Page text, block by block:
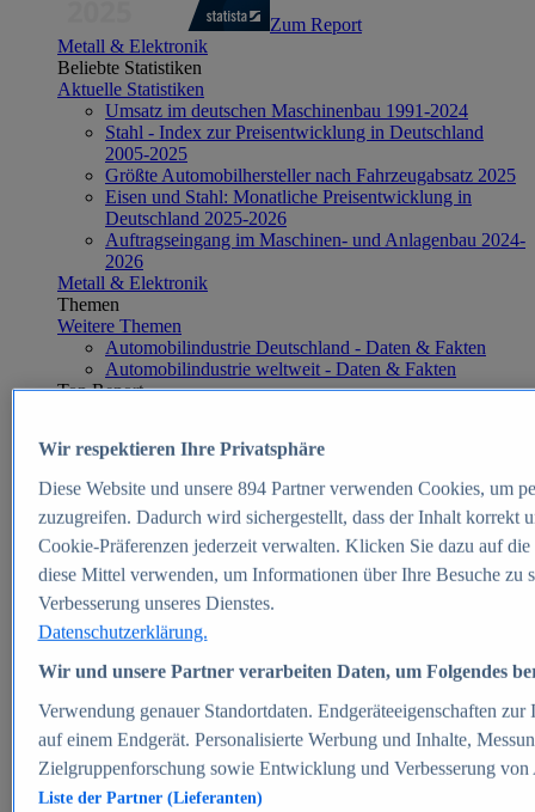
Zum Report
Metall & Elektronik
Beliebte Statistiken
Aktuelle Statistiken
Umsatz im deutschen Maschinenbau 1991-2024
Stahl - Index zur Preisentwicklung in Deutschland
2005-2025
Größte Automobilhersteller nach Fahrzeugabsatz 2025
Eisen und Stahl: Monatliche Preisentwicklung in
Deutschland 2025-2026
Auftragseingang im Maschinen- und Anlagenbau 2024-
2026
Metall & Elektronik
Themen
Weitere Themen
Automobilindustrie Deutschland - Daten & Fakten
Automobilindustrie weltweit - Daten & Fakten
Top Report
Zum Report
E-commerce
Beliebte Statistiken
Aktuelle Statistiken
E-Commerce - Entwicklung des Umsatzes in
Deutschland 1999-2025
Umsatz von Amazon in Deutschland und weltweit
2010-2025
B2C-E-Commerce: Top-50 Online Shops in
Deutschland 2024
Marktanteile von Online-Zahlungsverfahren in
Deutschland 2024
Umsatzstarke Warengruppen im Online-Handel in
Deutschland 2023-2025
Wir respektieren Ihre Privatsphäre
Diese Website und unsere 894Partner verwenden Cookies, um
zuzugreifen. Dadurch wird sichergestellt, dass der Inhalt korrekt
Cookie-Präferenzen jederzeit verwalten. Klicken Sie dazu auf
diese Mittel verwenden, um Informationen über Ihre Besuche
Verbesserung unseres Dienstes.
Datenschutzerklärung.
Wir und unsere Partner verarbeiten Daten, um Folgendes
Verwendung genauer Standortdaten. Endgeräteeigenschaften
auf einem Endgerät. Personalisierte Werbung und Inhalte,
Zielgruppenforschung sowie Entwicklung und Verbesserung von
Liste der Partner (Lieferanten)